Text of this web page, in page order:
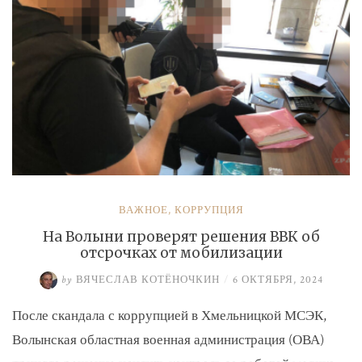
ВАЖНОЕ, КОРРУПЦИЯ
На Волыни проверят решения ВВК об
отсрочках от мобилизации
by ВЯЧЕСЛАВ КОТЁНОЧКИН / 6 ОКТЯБРЯ, 2024
После скандала с коррупцией в Хмельницкой МСЭК,
Волынская областная военная администрация (ОВА)